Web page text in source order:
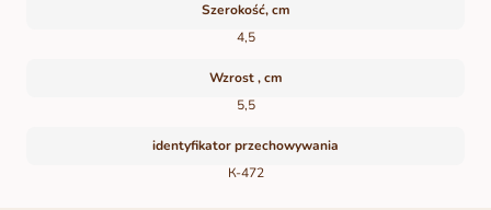
Szerokość, cm
4,5
Wzrost , cm
5,5
identyfikator przechowywania
К-472